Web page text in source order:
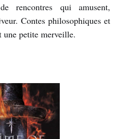
rencontres qui amusent,
Contes philosophiques et
une petite merveille.